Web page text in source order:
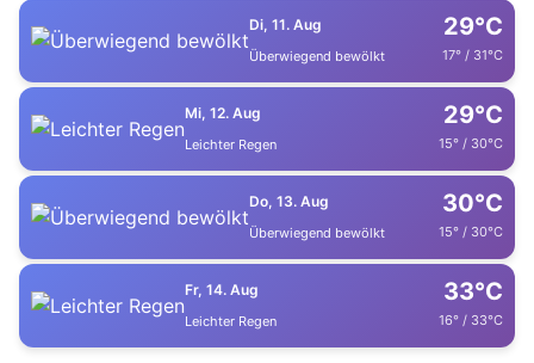
Di, 11. Aug
Überwiegend bewölkt
29°C
17° / 31°C
Mi, 12. Aug
Leichter Regen
29°C
15° / 30°C
Do, 13. Aug
Überwiegend bewölkt
30°C
15° / 30°C
Fr, 14. Aug
Leichter Regen
33°C
16° / 33°C